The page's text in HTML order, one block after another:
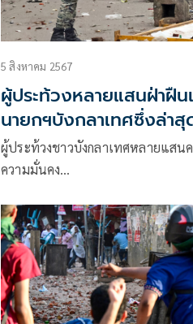
5 สิงหาคม 2567
ผู้ประท้วงหลายแสนฝ่าฝื
นายกฯบังกลาเทศซึ่งล่า
ผู้ประท้วงชาวบังกลาเทศหลายแสน
ความมั่นคง…